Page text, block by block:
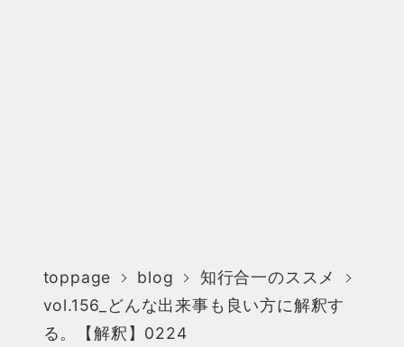
toppage blog
知行合一のススメ
vol.156_どんな出来事も良い方に解釈す
る。【解釈】0224